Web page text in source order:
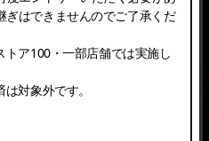
ぎはできませんのでご了承くだ
トア100・一部店舗では実施し
対象外です。